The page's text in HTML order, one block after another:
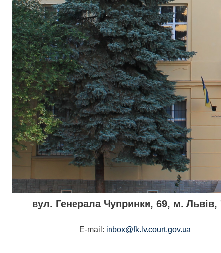
вул. Генерала Чупринки, 69, м. Львів,
E-mail : inbox@fk.lv.court.gov.ua